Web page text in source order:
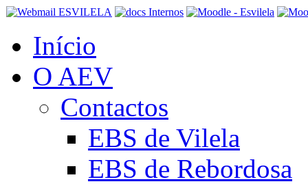
Início
O AEV
Contactos
EBS de Vilela
EBS de Rebordosa